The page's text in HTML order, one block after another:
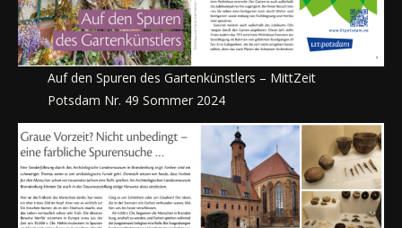
Auf den Spuren des Gartenkünstlers – MittZeit
Potsdam Nr. 49 Sommer 2024